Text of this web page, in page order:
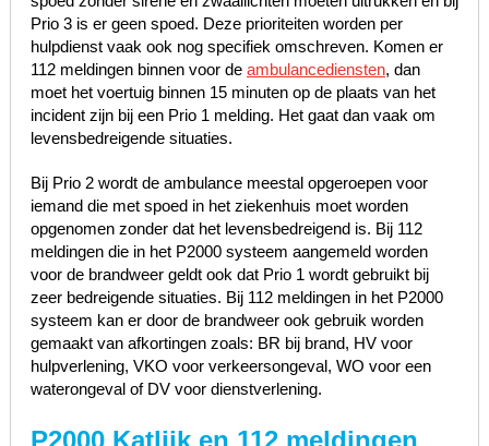
Prio 3 is er geen spoed. Deze prioriteiten worden per
hulpdienst vaak ook nog specifiek omschreven. Komen er
112 meldingen binnen voor de ambulancediensten, dan
moet het voertuig binnen 15 minuten op de plaats van het
incident zijn bij een Prio 1 melding. Het gaat dan vaak om
levensbedreigende situaties.
Bij Prio 2 wordt de ambulance meestal opgeroepen voor
iemand die met spoed in het ziekenhuis moet worden
opgenomen zonder dat het levensbedreigend is. Bij 112
meldingen die in het P2000 systeem aangemeld worden
voor de brandweer geldt ook dat Prio 1 wordt gebruikt bij
zeer bedreigende situaties. Bij 112 meldingen in het P2000
systeem kan er door de brandweer ook gebruik worden
gemaakt van afkortingen zoals: BR bij brand, HV voor
hulpverlening, VKO voor verkeersongeval, WO voor een
waterongeval of DV voor dienstverlening.